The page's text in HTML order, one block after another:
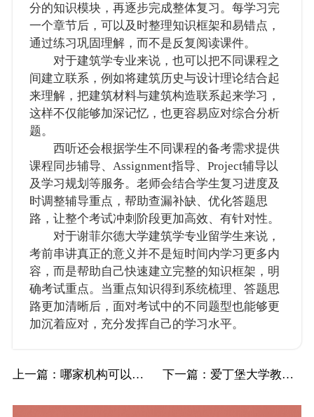
分的知识模块，再逐步完成整体复习。每学习完
一个章节后，可以及时整理知识框架和易错点，
通过练习巩固理解，而不是反复阅读课件。
对于建筑学专业来说，也可以把不同课程之
间建立联系，例如将建筑历史与设计理论结合起
来理解，把建筑材料与建筑构造联系起来学习，
这样不仅能够加深记忆，也更容易应对综合分析
题。
西听还会根据学生不同课程的备考需求提供
课程同步辅导、Assignment指导、Project辅导以
及学习规划等服务。老师会结合学生复习进度及
时调整辅导重点，帮助查漏补缺、优化答题思
路，让整个考试冲刺阶段更加高效、有针对性。
对于谢菲尔德大学建筑学专业留学生来说，
考前串讲真正的意义并不是短时间内学习更多内
容，而是帮助自己快速建立完整的知识框架，明
确考试重点。当重点知识得到系统梳理、答题思
路更加清晰后，面对考试中的不同题型也能够更
加沉着应对，充分发挥自己的学习水平。
上一篇 ：哪家机构可以对皇后大学会计与金融专业进行… 下一篇 ：爱丁堡大学教育学留学生补考辅导有系统考点…